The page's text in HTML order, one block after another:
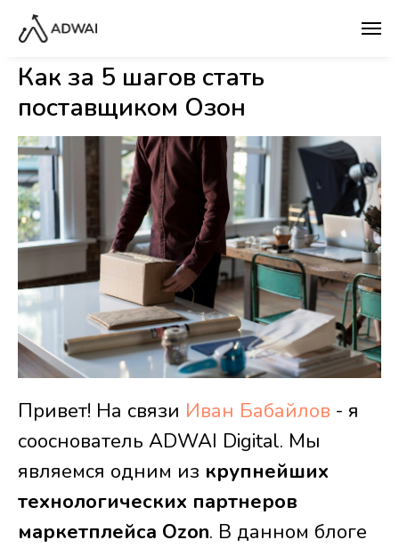
Как за 5 шагов стать
поставщиком Озон
Привет! На связи Иван Бабайлов - я
сооснователь ADWAI Digital. Мы
являемся одним из крупнейших
технологических партнеров
маркетплейса Ozon. В данном блоге